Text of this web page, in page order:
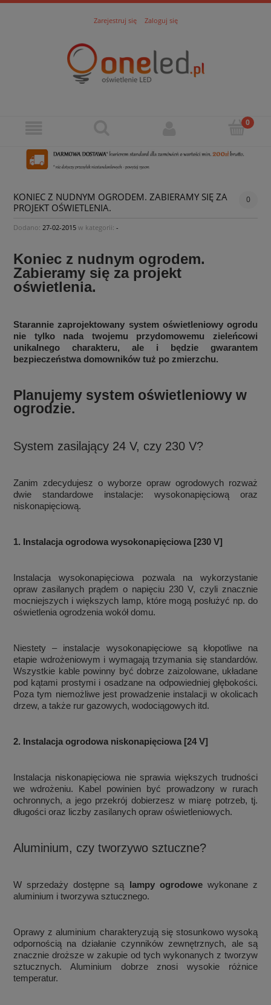
Zarejestruj się Zaloguj się
KONIEC Z NUDNYM OGRODEM. ZABIERAMY SIĘ ZA
PROJEKT OŚWIETLENIA.
0
Dodano: 27-02-2015 w kategorii: -
Koniec z nudnym ogrodem.
Zabieramy się za projekt
oświetlenia.
Starannie zaprojektowany system oświetleniowy ogrodu
nie tylko nada twojemu przydomowemu zieleńcowi
unikalnego charakteru, ale i będzie gwarantem
bezpieczeństwa domowników tuż po zmierzchu.
Planujemy system oświetleniowy w
ogrodzie.
System zasilający 24 V, czy 230 V?
Zanim zdecydujesz o wyborze opraw ogrodowych rozważ
dwie standardowe instalacje: wysokonapięciową oraz
niskonapięciową.
1. Instalacja ogrodowa wysokonapięciowa [230 V]
Instalacja wysokonapięciowa pozwala na wykorzystanie
opraw zasilanych prądem o napięciu 230 V, czyli znacznie
mocniejszych i większych lamp, które mogą posłużyć np. do
oświetlenia ogrodzenia wokół domu.
Niestety – instalacje wysokonapięciowe są kłopotliwe na
etapie wdrożeniowym i wymagają trzymania się standardów.
Wszystkie kable powinny być dobrze zaizolowane, układane
pod kątami prostymi i osadzane na odpowiedniej głębokości.
Poza tym niemożliwe jest prowadzenie instalacji w okolicach
drzew, a także rur gazowych, wodociągowych itd.
2. Instalacja ogrodowa niskonapięciowa [24 V]
Instalacja niskonapięciowa nie sprawia większych trudności
we wdrożeniu. Kabel powinien być prowadzony w rurach
ochronnych, a jego przekrój dobierzesz w miarę potrzeb, tj.
długości oraz liczby zasilanych opraw oświetleniowych.
Aluminium, czy tworzywo sztuczne?
W sprzedaży dostępne są lampy ogrodowewykonane z
aluminium i tworzywa sztucznego.
Oprawy z aluminium charakteryzują się stosunkowo wysoką
odpornością na działanie czynników zewnętrznych, ale są
znacznie droższe w zakupie od tych wykonanych z tworzyw
sztucznych. Aluminium dobrze znosi wysokie różnice
temperatur.